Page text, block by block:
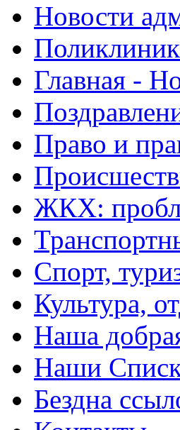
Новости
Главная -
Право и
ЖКХ:
Спорт,
Культура,
Наша
Наши
Бездна